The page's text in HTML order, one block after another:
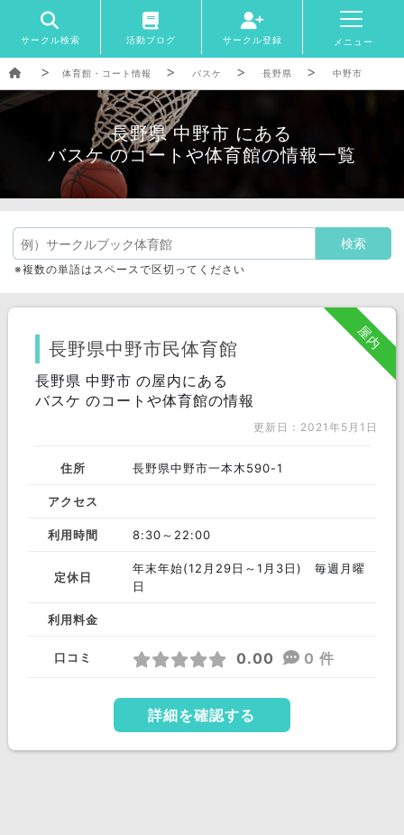
サークル検索 活動ブログ サークル登録 メニュー
体育館・コート情報 バスケ 長野県 中野市
長野県 中野市 にある
バスケ のコートや体育館の情報一覧
※複数の単語はスペースで区切ってください
屋内
長野県中野市民体育館
長野県 中野市 の屋内にある
バスケ のコートや体育館の情報
更新日：2021年5月1日
住所 長野県中野市一本木590-1
アクセス
利用時間 8:30～22:00
定休日
年末年始(12月29日～1月3日) 毎週月曜
日
利用料金
口コミ 0.00 0 件
詳細を確認する